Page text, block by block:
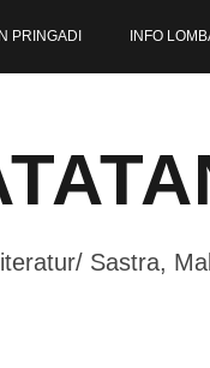
PRINGADI INFO
Sastra,